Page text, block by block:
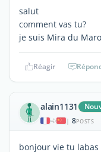
salut
comment vas tu?
je suis Mira du
Réagir
alain1131
| 8POSTS
bonjour vie tu labas